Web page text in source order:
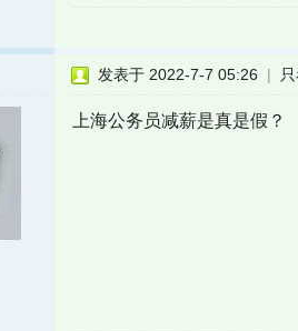
发表于 2022-7-7 05:26 |
上海公务员减薪是真是假？